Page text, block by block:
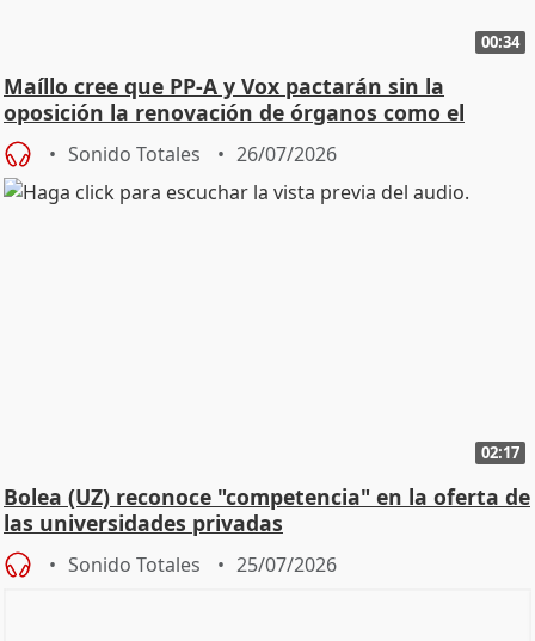
00:34
Maíllo cree que PP-A y Vox pactarán sin la
oposición la renovación de órganos como el
Defensor
Sonido Totales 26/07/2026
02:17
Bolea (UZ) reconoce "competencia" en la oferta de
las universidades privadas
Sonido Totales 25/07/2026